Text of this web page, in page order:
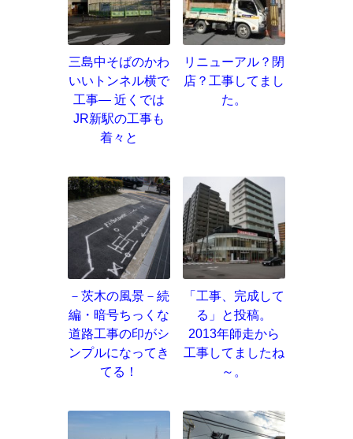
三島中そばのかわ
いいトンネル横で
工事― 近くでは
JR新駅の工事も
着々と
リニューアル？閉
店？工事してまし
た。
－茨木の風景－続
編・暗号ちっくな
道路工事の印がシ
ンプルになってき
てる！
「工事、完成して
る」と投稿。
2013年師走から
工事してましたね
～。